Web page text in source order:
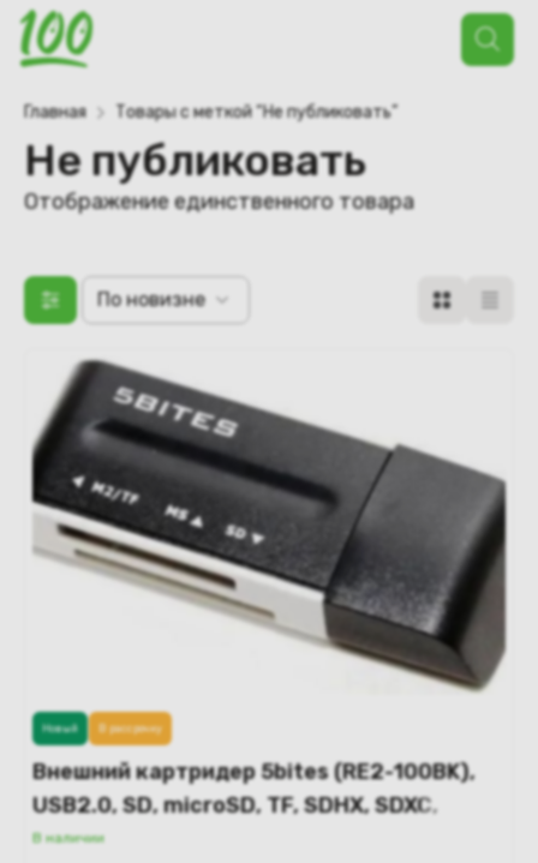
Поиск
товаров
Главная Товары с меткой “Не публиковать”
Не публиковать
Отображение единственного товара
По новизне
Внешний картридер 5bites (RE2-100BK),
USB2.0, SD, microSD, TF, SDHX, SDXC,
черный
В наличии
Новый В рассрочку